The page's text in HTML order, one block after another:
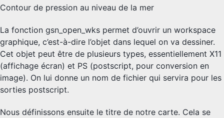
Contour de pression au niveau de la mer
La fonction gsn_open_wks permet d’ouvrir un workspace
graphique, c’est-à-dire l’objet dans lequel on va dessiner.
Cet objet peut être de plusieurs types, essentiellement X11
(affichage écran) et PS (postscript, pour conversion en
image). On lui donne un nom de fichier qui servira pour les
sorties postscript.
Nous définissons ensuite le titre de notre carte. Cela se